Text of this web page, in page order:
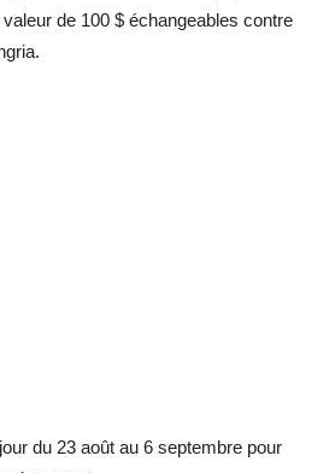
de 100 $ échangeables contre
du 23 août au 6 septembre pour